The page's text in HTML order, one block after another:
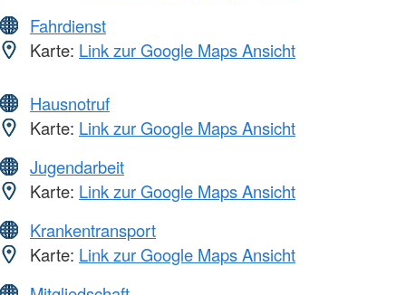
Fahrdienst
Karte: Link zur Google Maps Ansicht
Hausnotruf
Karte: Link zur Google Maps Ansicht
Jugendarbeit
Karte: Link zur Google Maps Ansicht
Krankentransport
Karte: Link zur Google Maps Ansicht